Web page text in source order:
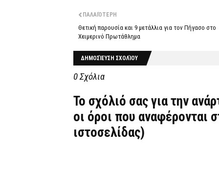
ΠΑΛΑΙΌΤΕΡΗ
Θετική παρουσία και 9 μετάλλια για τον Πήγασο στο
Χειμερινό Πρωτάθλημα
ΔΗΜΟΣΊΕΥΣΗ ΣΧΟΛΊΟΥ
0 Σχόλια
Το σχόλιό σας για την
οι όροι που αναφέρονται
ιστοσελίδας)